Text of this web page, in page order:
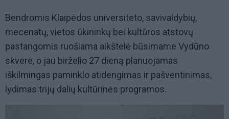
Bendromis Klaipėdos universiteto, savivaldybių,
mecenatų, vietos ūkininkų bei kultūros atstovų
pastangomis ruošiama aikštelė būsimame Vydūno
skvere, o jau birželio 27 dieną planuojamas
iškilmingas paminklo atidengimas ir pašventinimas,
lydimas trijų dalių kultūrinės programos.